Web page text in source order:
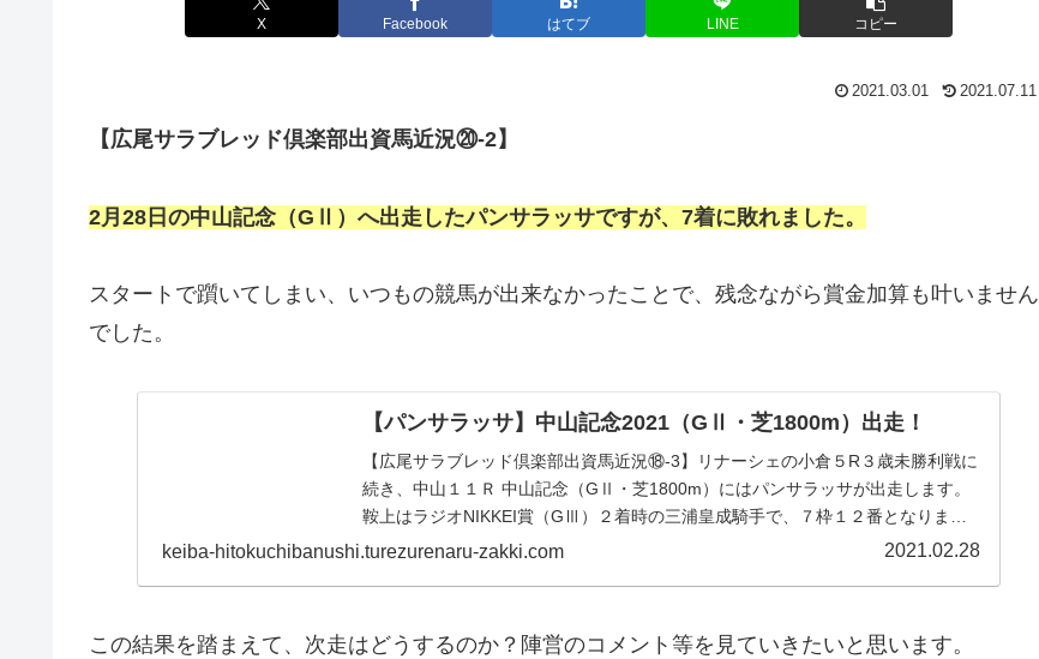
X Facebook はてブ LINE コピー
2021.03.01 2021.07.11
【広尾サラブレッド倶楽部出資馬近況⑳‐2】
2月28日の中山記念（GⅡ）へ出走したパンサラッサですが、7着に敗れました。
スタートで躓いてしまい、いつもの競馬が出来なかったことで、残念ながら賞金加算も叶いません
でした。
【パンサラッサ】中山記念2021（GⅡ・芝1800m）出走！
【広尾サラブレッド倶楽部出資馬近況⑱‐3】リナーシェの小倉５R３歳未勝利戦に
続き、中山１１Ｒ 中山記念（GⅡ・芝1800m）にはパンサラッサが出走します。
鞍上はラジオNIKKEI賞（GⅢ）２着時の三浦皇成騎手で、７枠１２番となりまし
た。今日...
keiba-hitokuchibanushi.turezurenaru-zakki.com 2021.02.28
この結果を踏まえて、次走はどうするのか？陣営のコメント等を見ていきたいと思います。